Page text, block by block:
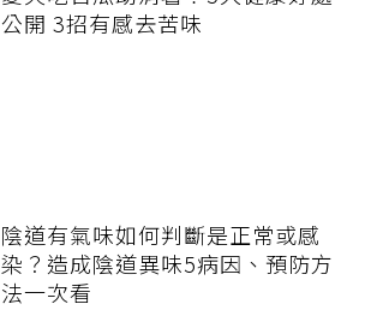
公開 3招有感去苦味
陰道有氣味如何判斷是正常或感
染？造成陰道異味5病因、預防方
法一次看